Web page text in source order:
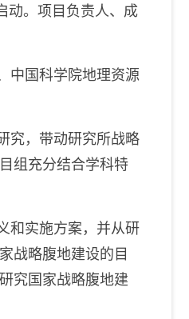
动。项目负责人、成
中国科学院地理资源
究，带动研究所战略
组充分结合学科特
和实施方案，并从研
战略腹地建设的目
究国家战略腹地建